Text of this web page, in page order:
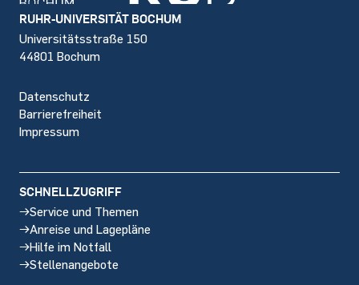
Footer
RUHR-UNIVERSITÄT BOCHUM
Universitätsstraße 150
44801 Bochum
Datenschutz
Barrierefreiheit
Impressum
SCHNELLZUGRIFF
Service und Themen
Anreise und Lagepläne
Hilfe im Notfall
Stellenangebote